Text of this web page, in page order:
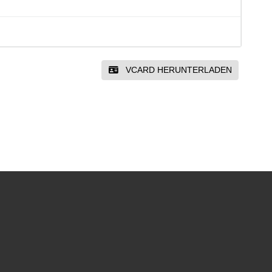
VCARD HERUNTERLADEN